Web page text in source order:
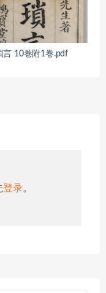
言 10巻附1巻.pdf
登录。